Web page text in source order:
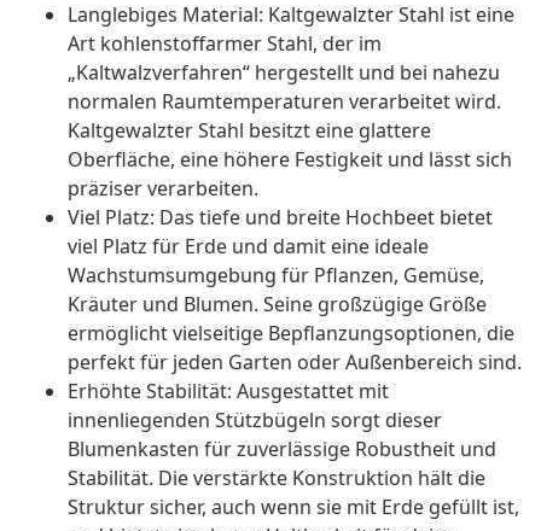
Langlebiges Material: Kaltgewalzter Stahl ist eine
Art kohlenstoffarmer Stahl, der im
„Kaltwalzverfahren“ hergestellt und bei nahezu
normalen Raumtemperaturen verarbeitet wird.
Kaltgewalzter Stahl besitzt eine glattere
Oberfläche, eine höhere Festigkeit und lässt sich
präziser verarbeiten.
Viel Platz: Das tiefe und breite Hochbeet bietet
viel Platz für Erde und damit eine ideale
Wachstumsumgebung für Pflanzen, Gemüse,
Kräuter und Blumen. Seine großzügige Größe
ermöglicht vielseitige Bepflanzungsoptionen, die
perfekt für jeden Garten oder Außenbereich sind.
Erhöhte Stabilität: Ausgestattet mit
innenliegenden Stützbügeln sorgt dieser
Blumenkasten für zuverlässige Robustheit und
Stabilität. Die verstärkte Konstruktion hält die
Struktur sicher, auch wenn sie mit Erde gefüllt ist,